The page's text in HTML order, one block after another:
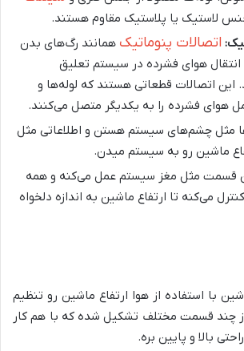
لاستیک یا پلاستیک مقاوم هستند.
اتصالات پنوماتیک همانند رگ‌های بدن
هوای فشرده در سیستم تعلیق
این اتصالات قطعاتی هستند که لوله‌ها و
هوای فشرده را به یکدیگر متصل می‌کنند.
مثل چشم‌های سیستم هستن و اطلاعاتی مثل
ماشین رو به سیستم میدن.
قسمت مثل مغز سیستم عمل می‌کنه و همه
می‌کنه تا ارتفاع ماشین به اندازه دلخواه
با استفاده از هوا ارتفاع ماشین رو تنظیم
چند قسمت مختلف تشکیل شده که با هم کار
بالا و پایین بره.